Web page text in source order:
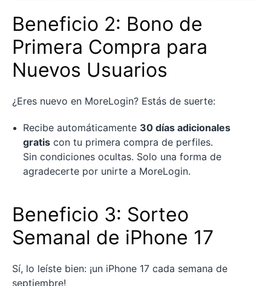
Beneficio 2: Bono de
Primera Compra para
Nuevos Usuarios
¿Eres nuevo en MoreLogin? Estás de suerte:
Recibe automáticamente 30 días adicionales
gratis con tu primera compra de perfiles.
Sin condiciones ocultas. Solo una forma de
agradecerte por unirte a MoreLogin.
Beneficio 3: Sorteo
Semanal de iPhone 17
Sí, lo leíste bien: ¡un iPhone 17 cada semana de
septiembre!